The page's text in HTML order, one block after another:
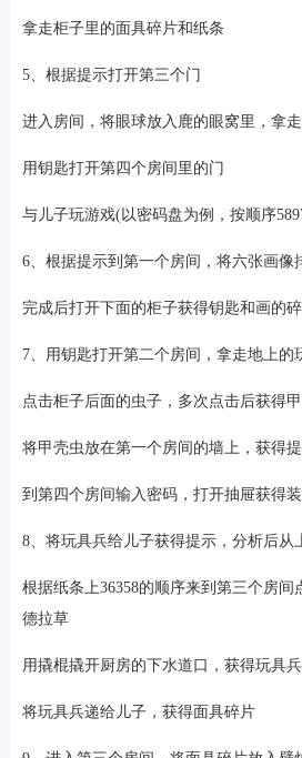
拿走柜子里的面具碎片和纸条
5、根据提示打开第三个门
进入房间，将眼球放入鹿的眼窝里，拿
用钥匙打开第四个房间里的门
与儿子玩游戏(以密码盘为例，按顺序
6、根据提示到第一个房间，将六张画像
完成后打开下面的柜子获得钥匙和画的
7、用钥匙打开第二个房间，拿走地上的
点击柜子后面的虫子，多次点击后获得
将甲壳虫放在第一个房间的墙上，获得
到第四个房间输入密码，打开抽屉获得
8、将玩具兵给儿子获得提示，分析后从
根据纸条上36358的顺序来到第三个房间
德拉草
用撬棍撬开厨房的下水道口，获得玩具兵
将玩具兵递给儿子，获得面具碎片